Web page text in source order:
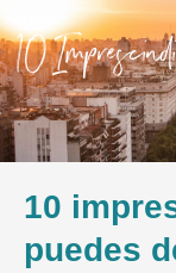
10
10
puedes